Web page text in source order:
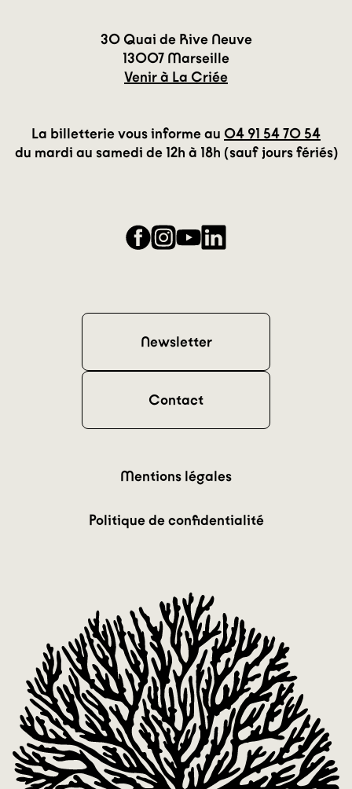
30 Quai de Rive Neuve
13007 Marseille
Venir à La Criée
La billetterie vous informe au 04 91 54 70 54
du mardi au samedi de 12h à 18h (sauf jours fériés)
Facebook
Instagram
YouTubeLinkedIn
Newsletter
Contact
Mentions légales
Politique de confidentialité